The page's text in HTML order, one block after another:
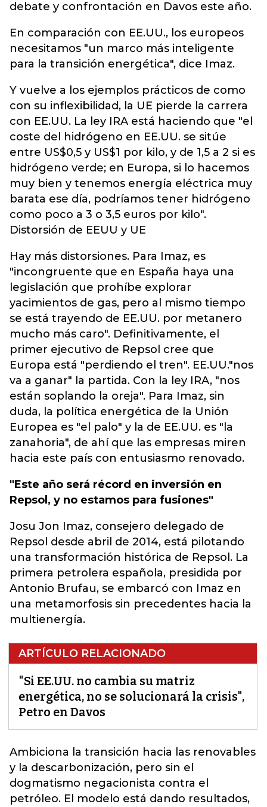
debate y confrontación en Davos este año.
En comparación con EE.UU., los europeos
necesitamos "un marco más inteligente
para la transición energética", dice Imaz.
Y vuelve a los ejemplos prácticos de como
con su inflexibilidad, la UE pierde la carrera
con EE.UU. La ley IRA está haciendo que "el
coste del hidrógeno en EE.UU. se sitúe
entre US$0,5 y US$1 por kilo, y de 1,5 a 2 si es
hidrógeno verde; en Europa, si lo hacemos
muy bien y tenemos energía eléctrica muy
barata ese día, podríamos tener hidrógeno
como poco a 3 o 3,5 euros por kilo".
Distorsión de EEUU y UE
Hay más distorsiones. Para Imaz, es
"incongruente que en España haya una
legislación que prohíbe explorar
yacimientos de gas, pero al mismo tiempo
se está trayendo de EE.UU. por metanero
mucho más caro". Definitivamente, el
primer ejecutivo de Repsol cree que
Europa está "perdiendo el tren". EE.UU."nos
va a ganar" la partida. Con la ley IRA, "nos
están soplando la oreja". Para Imaz, sin
duda, la política energética de la Unión
Europea es "el palo" y la de EE.UU. es "la
zanahoria", de ahí que las empresas miren
hacia este país con entusiasmo renovado.
"Este año será récord en inversión en
Repsol, y no estamos para fusiones"
Josu Jon Imaz, consejero delegado de
Repsol desde abril de 2014, está pilotando
una transformación histórica de Repsol. La
primera petrolera española, presidida por
Antonio Brufau, se embarcó con Imaz en
una metamorfosis sin precedentes hacia la
multienergía.
ARTÍCULO RELACIONADO
"Si EE.UU. no cambia su matriz
energética, no se solucionará la crisis",
Petro en Davos
Ambiciona la transición hacia las renovables
y la descarbonización, pero sin el
dogmatismo negacionista contra el
petróleo. El modelo está dando resultados,